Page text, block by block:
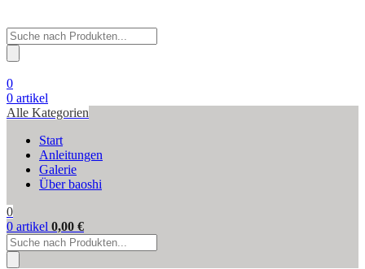
Products
search
0
0 artikel
Alle Kategorien
Start
Anleitungen
Galerie
Über baoshi
0
0 artikel 0,00 €
Products
search